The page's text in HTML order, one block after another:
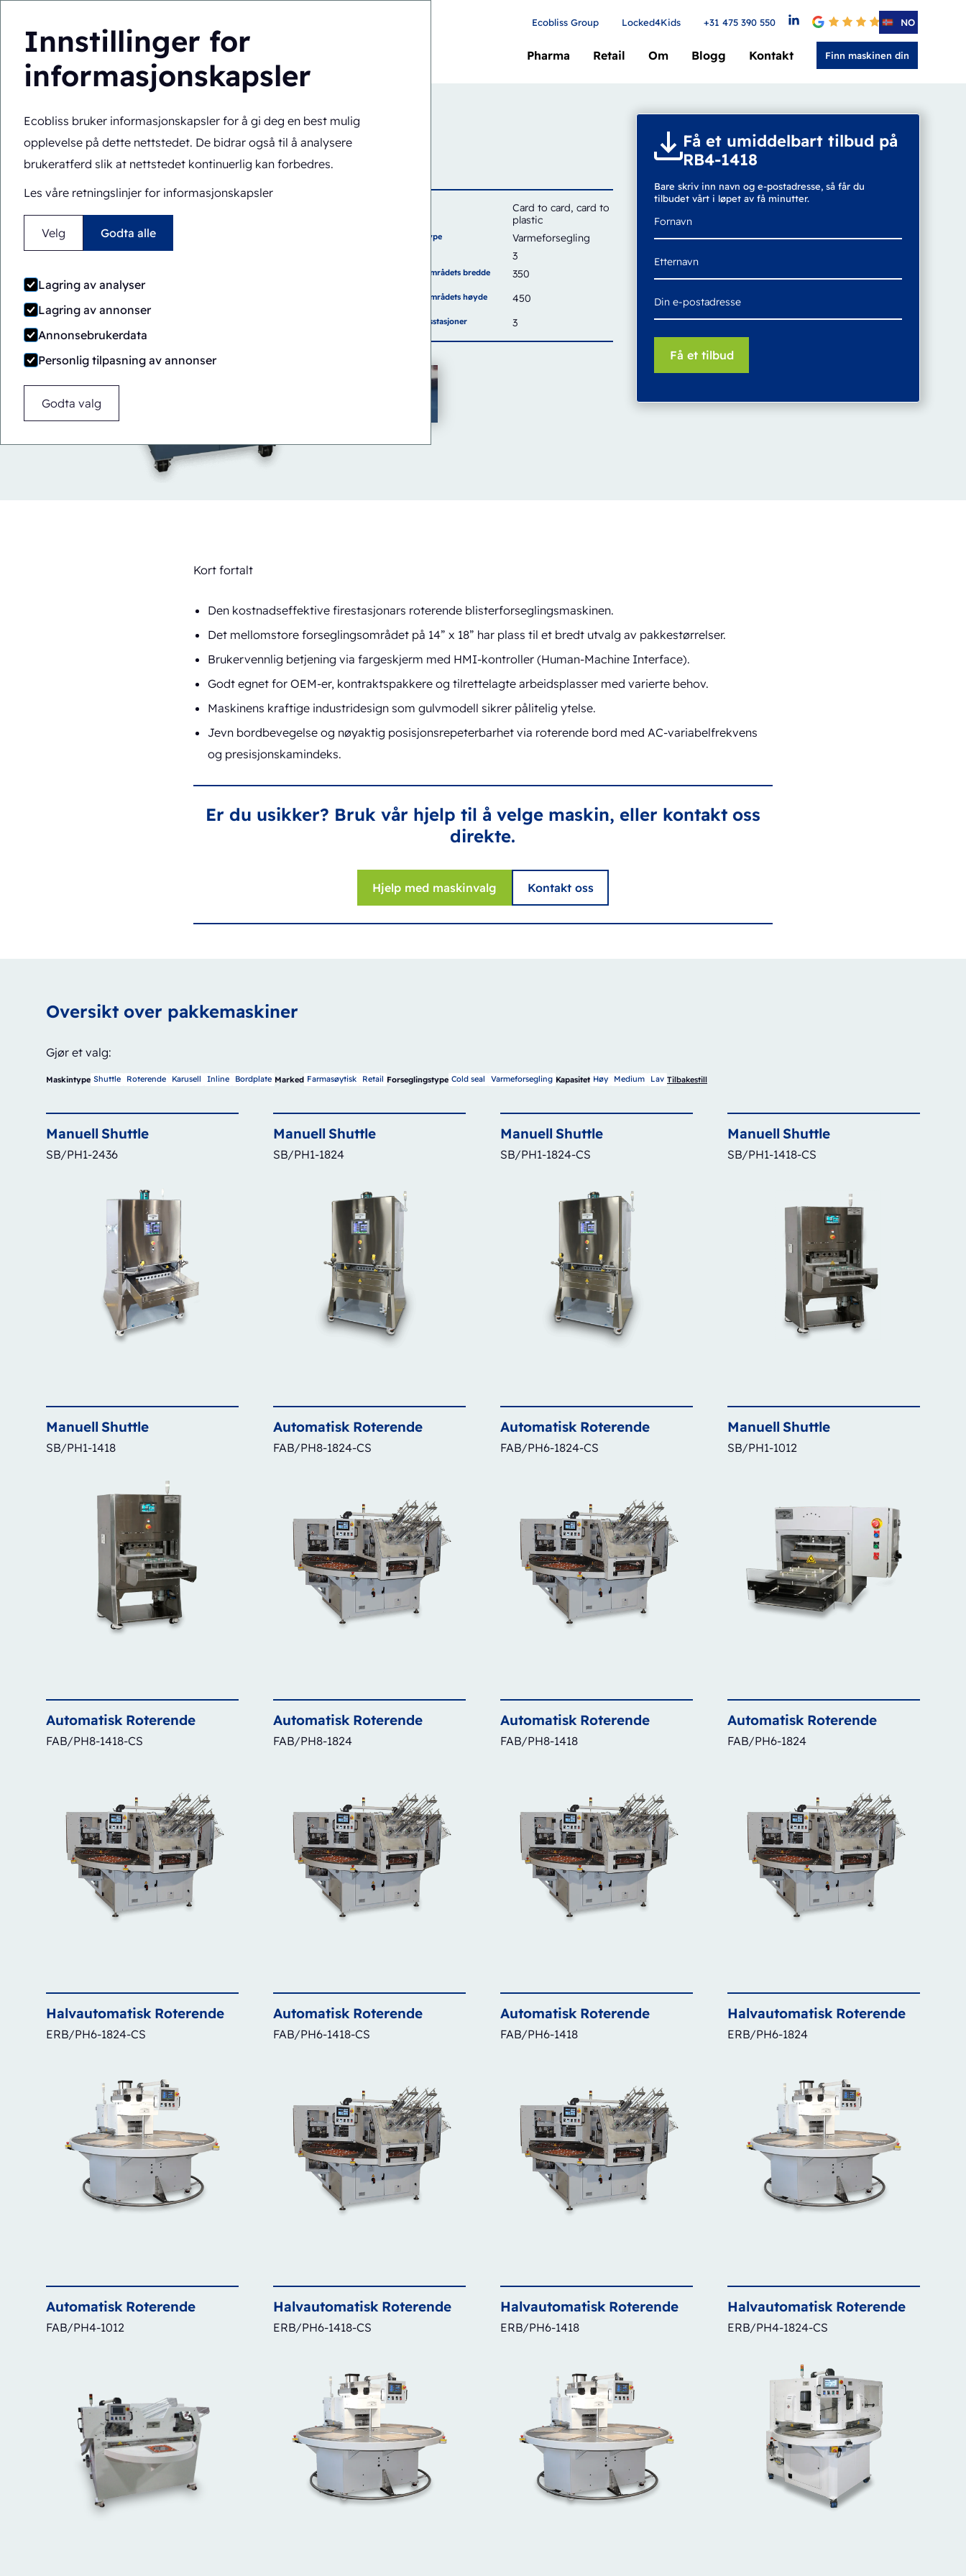
Innstillinger for
informasjonskapsler
Ecobliss bruker informasjonskapsler for å gi deg en best mulig
opplevelse på dette nettstedet. De bidrar også til å analysere
brukeratferd slik at nettstedet kontinuerlig kan forbedres.
Les våre retningslinjer for informasjonskapsler
Velg Godta alle
Lagring av analyser
Lagring av annonser
Annonsebrukerdata
Personlig tilpasning av annonser
Godta valg
Pharma Retail Om Blogg Kontakt Finn maskinen din
Ecobliss Group Locked4Kids +31 475 390 550 4.6NO
Hjem Emballasjemaskiner
ØkonomiskRoterende
RB4-1418
Card to card, card to
plastic
Forseglingstype Varmeforsegling
3
Forseglingsområdets bredde
350
Forseglingsområdets høyde
450
Antall arbeidsstasjoner 3
Få et umiddelbart tilbud på
RB4-1418
Bare skriv inn navn og e-postadresse, så får du
tilbudet vårt i løpet av få minutter.
Kort fortalt
Den kostnadseffektive firestasjonars roterende blisterforseglingsmaskinen.
Det mellomstore forseglingsområdet på 14” x 18” har plass til et bredt utvalg av pakkestørrelser.
Brukervennlig betjening via fargeskjerm med HMI-kontroller (Human-Machine Interface).
Godt egnet for OEM-er, kontraktspakkere og tilrettelagte arbeidsplasser med varierte behov.
Maskinens kraftige industridesign som gulvmodell sikrer pålitelig ytelse.
Jevn bordbevegelse og nøyaktig posisjonsrepeterbarhet via roterende bord med AC-variabelfrekvens
og presisjonskamindeks.
Er du usikker? Bruk vår hjelp til å velge maskin, eller kontakt oss
direkte.
Hjelp med maskinvalg Kontakt oss
Oversikt over pakkemaskiner
Gjør et valg:
Maskintype Shuttle Roterende Karusell Inline Bordplate Marked Farmasøytisk Retail Forseglingstype Cold seal Varmeforsegling Kapasitet Høy Medium Lav Tilbakestill
Manuell Shuttle
SB/PH1-2436
Manuell Shuttle
SB/PH1-1824
Manuell Shuttle
SB/PH1-1824-CS
Manuell Shuttle
SB/PH1-1418-CS
Manuell Shuttle
SB/PH1-1418
Automatisk Roterende
FAB/PH8-1824-CS
Automatisk Roterende
FAB/PH6-1824-CS
Manuell Shuttle
SB/PH1-1012
Automatisk Roterende
FAB/PH8-1418-CS
Automatisk Roterende
FAB/PH8-1824
Automatisk Roterende
FAB/PH8-1418
Automatisk Roterende
FAB/PH6-1824
Halvautomatisk Roterende
ERB/PH6-1824-CS
Automatisk Roterende
FAB/PH6-1418-CS
Automatisk Roterende
FAB/PH6-1418
Halvautomatisk Roterende
ERB/PH6-1824
Automatisk Roterende
FAB/PH4-1012
Halvautomatisk Roterende
ERB/PH6-1418-CS
Halvautomatisk Roterende
ERB/PH6-1418
Halvautomatisk Roterende
ERB/PH4-1824-CS